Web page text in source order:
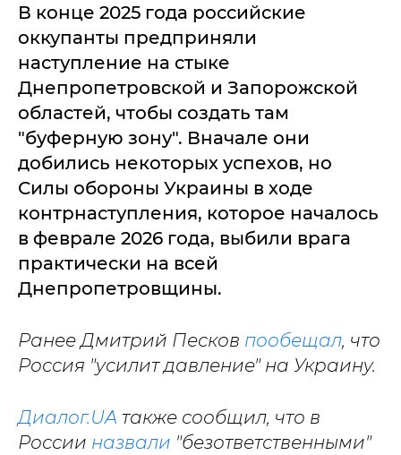
В конце 2025 года российские
оккупанты предприняли
наступление на стыке
Днепропетровской и Запорожской
областей, чтобы создать там
"буферную зону". Вначале они
добились некоторых успехов, но
Силы обороны Украины в ходе
контрнаступления, которое началось
в феврале 2026 года, выбили врага
практически на всей
Днепропетровщины.
Ранее Дмитрий Песков пообещал, что
Россия "усилит давление" на Украину.
Диалог.UA также сообщил, что в
России назвали "безответственными"